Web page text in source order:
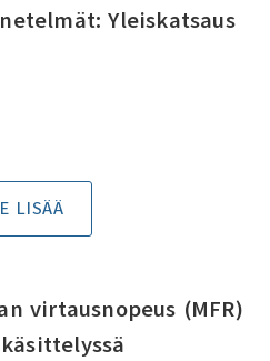
Yleiskatsaus
LISÄÄ
virtausnopeus (MFR)